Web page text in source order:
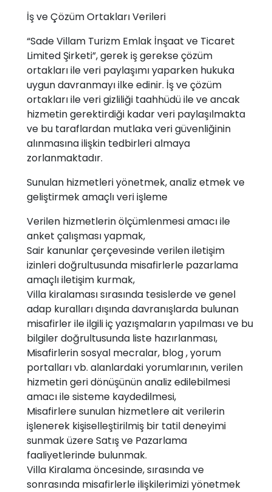
İş ve Çözüm Ortakları Verileri
“Sade Villam Turizm Emlak İnşaat ve Ticaret
Limited Şirketi”, gerek iş gerekse çözüm
ortakları ile veri paylaşımı yaparken hukuka
uygun davranmayı ilke edinir. İş ve çözüm
ortakları ile veri gizliliği taahhüdü ile ve ancak
hizmetin gerektirdiği kadar veri paylaşılmakta
ve bu taraflardan mutlaka veri güvenliğinin
alınmasına ilişkin tedbirleri almaya
zorlanmaktadır.
Sunulan hizmetleri yönetmek, analiz etmek ve
geliştirmek amaçlı veri işleme
Verilen hizmetlerin ölçümlenmesi amacı ile
anket çalışması yapmak,
Sair kanunlar çerçevesinde verilen iletişim
izinleri doğrultusunda misafirlerle pazarlama
amaçlı iletişim kurmak,
Villa kiralaması sırasında tesislerde ve genel
adap kuralları dışında davranışlarda bulunan
misafirler ile ilgili iç yazışmaların yapılması ve bu
bilgiler doğrultusunda liste hazırlanması,
Misafirlerin sosyal mecralar, blog , yorum
portalları vb. alanlardaki yorumlarının, verilen
hizmetin geri dönüşünün analiz edilebilmesi
amacı ile sisteme kaydedilmesi,
Misafirlere sunulan hizmetlere ait verilerin
işlenerek kişiselleştirilmiş bir tatil deneyimi
sunmak üzere Satış ve Pazarlama
faaliyetlerinde bulunmak.
Villa Kiralama öncesinde, sırasında ve
sonrasında misafirlerle ilişkilerimizi yönetmek